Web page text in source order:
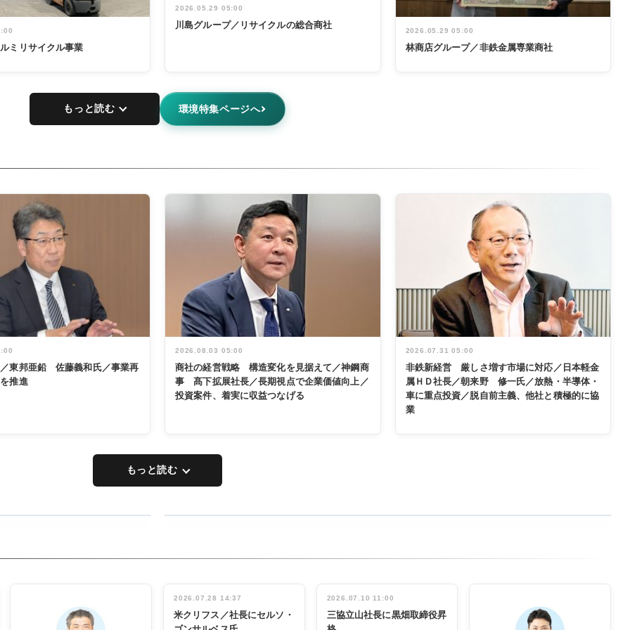
ミリサイクル事業
2026.05.29 05:00
川島グループ／リサイクルの総合商社
2026.05.29 05:00
林商店グループ／非鉄金属専業商社
もっと読む 環境特集ページへ
東邦亜鉛 佐藤義和氏／事業再
推進
2026.08.03 05:00
商社の経営戦略 構造変化を見据えて／神鋼商
事 髙下拡展社長／長期視点で企業価値向上／
投資案件、着実に収益つなげる
2026.07.31 05:00
非鉄新経営 厳しさ増す市場に対応／日本軽金
属ＨＤ社長／朝来野 修一氏／放熱・半導体・
車に重点投資／脱自前主義、他社と積極的に協
業
もっと読む
念祝う 業界
関係者ら220
人出席
2026.07.28 14:37
米クリフス／社長にセルソ・
2026.07.10 11:00
三協立山社長に黒畑取締役昇